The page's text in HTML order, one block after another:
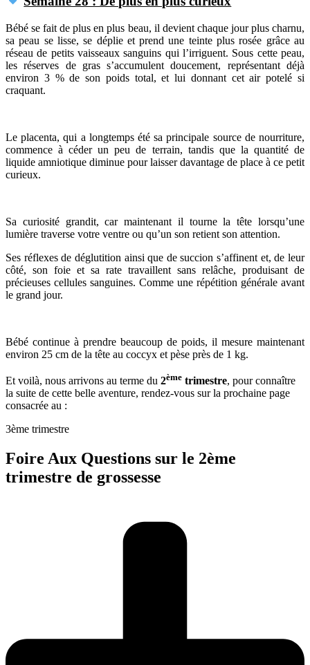
Bébé se fait de plus en plus beau, il devient chaque jour plus charnu,
sa peau se lisse, se déplie et prend une teinte plus rosée grâce au
réseau de petits vaisseaux sanguins qui l’irriguent. Sous cette peau,
les réserves de gras s’accumulent doucement, représentant déjà
environ 3 % de son poids total, et lui donnant cet air potelé si
craquant.
Le placenta, qui a longtemps été sa principale source de nourriture,
commence à céder un peu de terrain, tandis que la quantité de
liquide amniotique diminue pour laisser davantage de place à ce petit
curieux.
Sa curiosité grandit, car maintenant il tourne la tête lorsqu’une
lumière traverse votre ventre ou qu’un son retient son attention.
Ses réflexes de déglutition ainsi que de succion s’affinent et, de leur
côté, son foie et sa rate travaillent sans relâche, produisant de
précieuses cellules sanguines. Comme une répétition générale avant
le grand jour.
Bébé continue à prendre beaucoup de poids, il mesure maintenant
environ 25 cm de la tête au coccyx et pèse près de 1 kg.
Et voilà, nous arrivons au terme du 2ème trimestre, pour connaître
la suite de cette belle aventure, rendez-vous sur la prochaine page
consacrée au :
3ème trimestre
Foire Aux Questions sur le 2ème
trimestre de grossesse